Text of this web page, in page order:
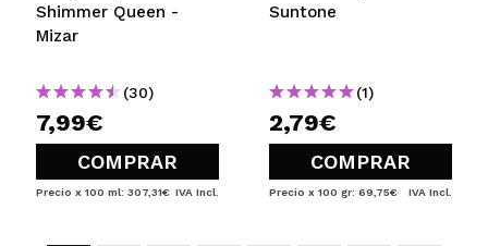
Shimmer Queen -
Mizar
(30)
7,99€
COMPRAR
Precio x 100 ml: 307,31€ IVA Incl.
Suntone
(1)
2,79€
COMPRAR
Precio x 100 gr: 69,75€ IVA Incl.